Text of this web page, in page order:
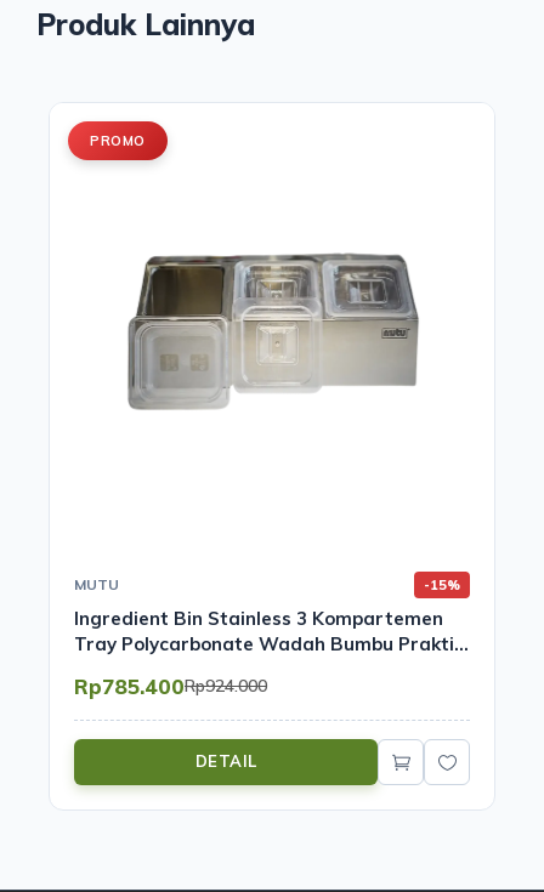
Produk Lainnya
PROMO
MUTU -15%
Ingredient Bin Stainless 3 Kompartemen
Tray Polycarbonate Wadah Bumbu Praktis
Rp785.400Rp924.000
DETAIL